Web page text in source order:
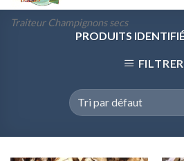
Traiteur Champignons secs
PRODUITS
FILTRER